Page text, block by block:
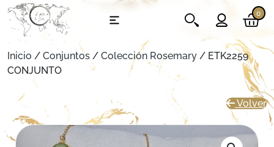
0
Inicio / Conjuntos / Colección Rosemary / ETK2259
CONJUNTO
Volver